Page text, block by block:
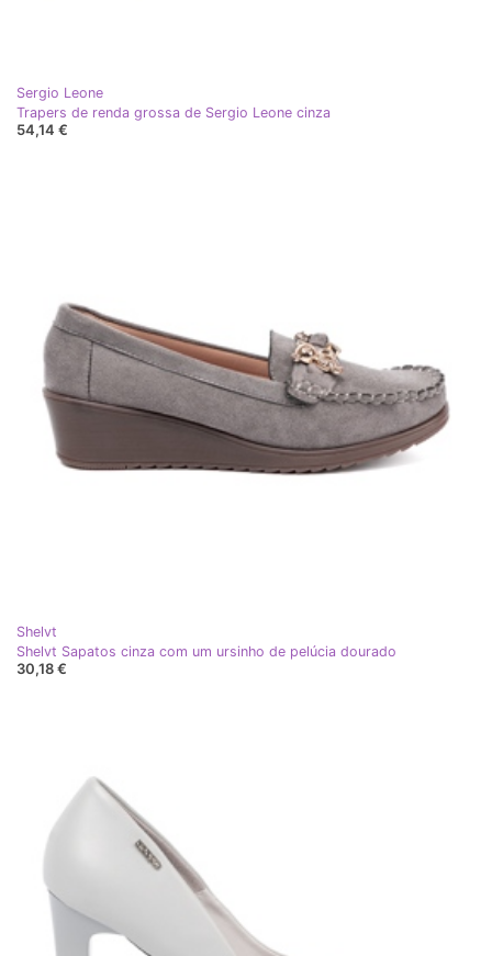
Sergio Leone
Trapers de renda grossa de Sergio Leone cinza
54,14 €
Shelvt
Shelvt Sapatos cinza com um ursinho de pelúcia dourado
30,18 €